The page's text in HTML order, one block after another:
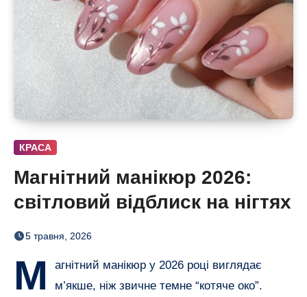
КРАСА
Магнітний манікюр 2026:
світловий відблиск на нігтях
5 травня, 2026
М
агнітний манікюр у 2026 році виглядає
м’якше, ніж звичне темне “котяче око”.